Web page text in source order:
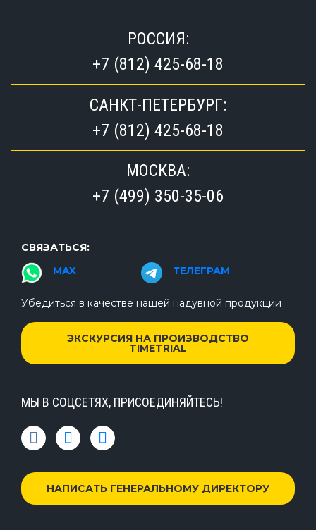
РОССИЯ:
+7 (812) 425-68-18
САНКТ-ПЕТЕРБУРГ:
+7 (812) 425-68-18
МОСКВА:
+7 (499) 350-35-06
СВЯЗАТЬСЯ:
MAX
ТЕЛЕГРАМ
Убедиться в качестве нашей надувной продукции
ЭКСКУРСИЯ НА ПРОИЗВОДСТВО
TIMETRIAL
МЫ В СОЦСЕТЯХ, ПРИСОЕДИНЯЙТЕСЬ!
НАПИСАТЬ ГЕНЕРАЛЬНОМУ ДИРЕКТОРУ